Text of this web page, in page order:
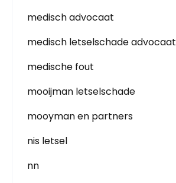
medisch advocaat
medisch letselschade advocaat
medische fout
mooijman letselschade
mooyman en partners
nis letsel
nn